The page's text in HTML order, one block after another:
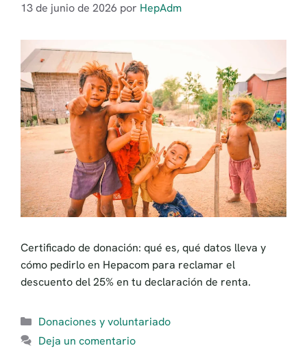
13 de junio de 2026 por HepAdm
Certificado de donación: qué es, qué datos lleva y
cómo pedirlo en Hepacom para reclamar el
descuento del 25% en tu declaración de renta.
Categorías
Donaciones y voluntariado
Deja un comentario